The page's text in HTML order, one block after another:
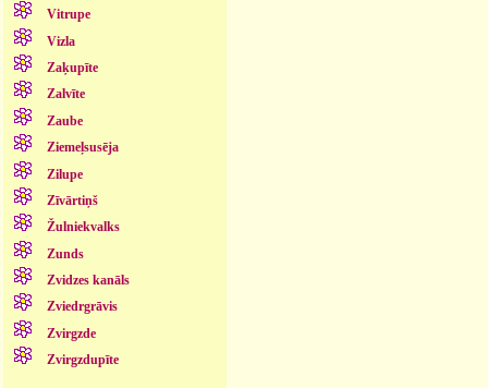
Vitrupe
Vizla
Zaķupīte
Zalvīte
Zaube
Ziemeļsusēja
Zilupe
Zīvārtiņš
Žulniekvalks
Zunds
Zvidzes kanāls
Zviedrgrāvis
Zvirgzde
Zvirgzdupīte